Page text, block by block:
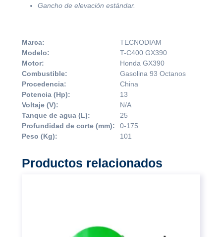
Gancho de elevación estándar.
Marca:
TECNODIAM
Modelo:
T-C400 GX390
Motor:
Honda GX390
Combustible:
Gasolina 93 Octanos
Procedencia:
China
Potencia (Hp):
13
Voltaje (V):
N/A
Tanque de agua (L):
25
Profundidad de corte (mm):
0-175
Peso (Kg):
101
Productos relacionados